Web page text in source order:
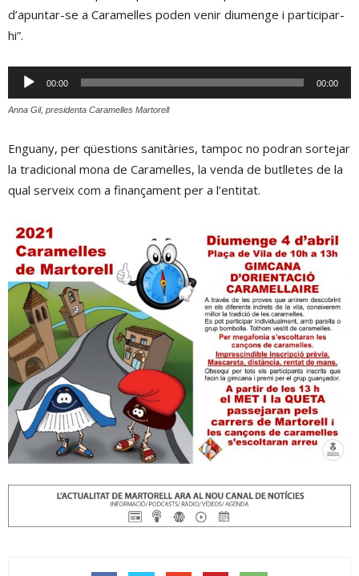
d’apuntar-se a Caramelles poden venir diumenge i participar-
hi”.
Reproductor
d'àudio
00:00 00:00
Anna Gil, presidenta Caramelles Martorell
Enguany, per qüestions sanitàries, tampoc no podran sortejar
la tradicional mona de Caramelles, la venda de butlletes de la
qual serveix com a finançament per a l’entitat.